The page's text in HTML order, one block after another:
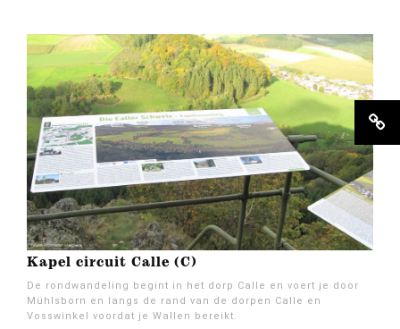
Kapel circuit Calle (C)
De rondwandeling begint in het dorp Calle en voert je door
Mühlsborn en langs de rand van de dorpen Calle en
Vosswinkel voordat je Wallen bereikt.